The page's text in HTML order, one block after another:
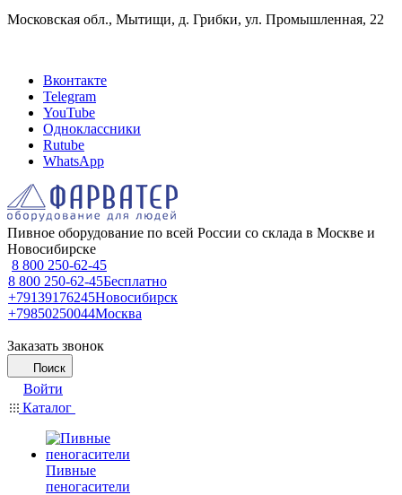
Московская обл., Мытищи, д. Грибки, ул. Промышленная, 22
Вконтакте
Telegram
YouTube
Одноклассники
Rutube
WhatsApp
Пивное оборудование по всей России со склада в Москве и
Новосибирске
8 800 250-62-45
8 800 250-62-45Бесплатно
+79139176245Новосибирск
+79850250044Москва
Заказать звонок
Поиск
Войти
Каталог
Пивные
пеногасители